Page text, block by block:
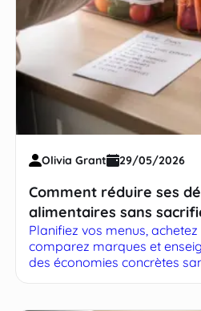
Olivia Grant 29/05/2026
Comment réduire ses
alimentaires sans
Planifiez vos menus,
comparez marques et
des économies concrètes